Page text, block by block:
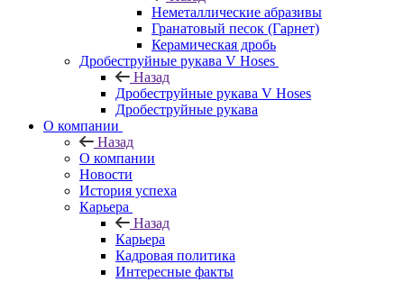
Неметаллические абразивы
Гранатовый песок (Гарнет)
Керамическая дробь
Дробеструйные рукава V Hoses
Назад
Дробеструйные рукава V Hoses
Дробеструйные рукава
О компании
Назад
О компании
Новости
История успеха
Карьера
Назад
Карьера
Кадровая политика
Интересные факты